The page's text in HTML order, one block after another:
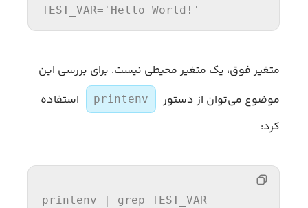
TEST_VAR= 'Hello World!'
متغیر فوق، یک متغیر محیطی نیست. برای بررسی این
موضوع می‌توان از دستور
printenv
استفاده
کرد:
printenv | grep TEST_VAR